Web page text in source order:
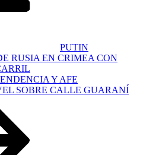
PUTIN
RUSIA EN CRIMEA CON
Y AFE
SOBRE CALLE GUARANÍ